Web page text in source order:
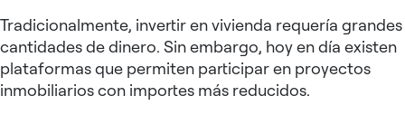
Tradicionalmente, invertir en vivienda requería grandes
cantidades de dinero. Sin embargo, hoy en día existen
plataformas que permiten participar en proyectos
inmobiliarios con importes más reducidos.